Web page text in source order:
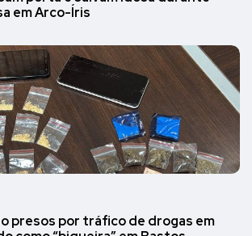
em Arco-Íris
presos por tráfico de drogas em